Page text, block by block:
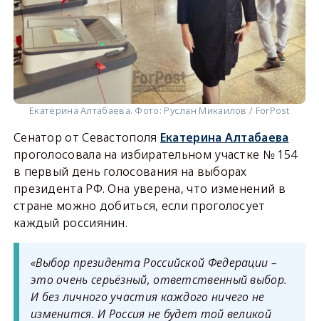
Екатерина Алтабаева. Фото: Руслан Микаилов / ForPost
Сенатор от Севастополя Екатерина Алтабаева
проголосовала на избирательном участке № 154
в первый день голосования на выборах
президента РФ. Она уверена, что изменений в
стране можно добиться, если проголосует
каждый россиянин.
«Выбор президента Российской Федерации –
это очень серьёзный, ответственный выбор.
И без личного участия каждого ничего не
изменится. И Россия не будет той великой